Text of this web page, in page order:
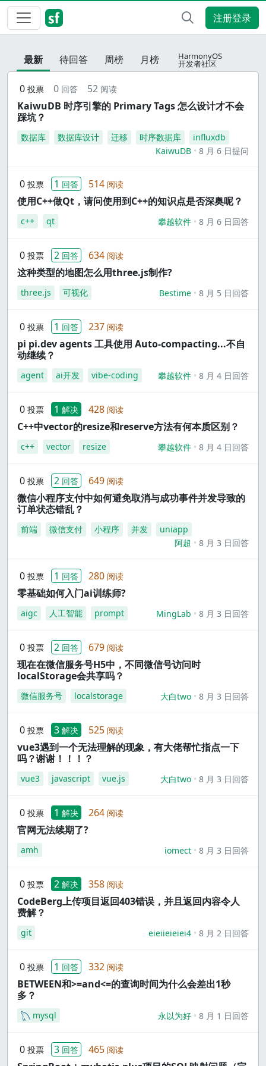
注册登录
最新 待回答 周榜 月榜 HarmonyOS
开发者社区
0 投票 0 回答 52 阅读
KaiwuDB 时序引擎的 Primary Tags 怎么设计才不会
踩坑？
数据库 数据库设计 迁移 时序数据库
influxdb
KaiwuDB
8 月 6 日提问
0 投票 1 回答 514 阅读
使用C++做Qt，请问使用到C++的知识点是否深奥呢？
c++ qt 攀越软件 8 月 6 日回答
0 投票 2 回答 634 阅读
这种类型的地图怎么用three.js制作?
three.js 可视化 Bestime 8 月 5 日回答
0 投票 1 回答 237 阅读
pi pi.dev agents 工具使用 Auto-compacting...不自
动继续？
agent ai开发 vibe-coding 攀越软件 8 月 4 日回答
0 投票 1 解决 428 阅读
C++中vector的resize和reserve方法有何本质区别？
c++ vector resize 攀越软件 8 月 4 日回答
0 投票 2 回答 649 阅读
微信小程序支付中如何避免取消与成功事件并发导致的
订单状态错乱？
前端 微信支付 小程序 并发
uniapp
阿超
8 月 3 日回答
0 投票 1 回答 280 阅读
零基础如何入门ai训练师?
aigc 人工智能 prompt MingLab 8 月 3 日回答
0 投票 2 回答 679 阅读
现在在微信服务号H5中，不同微信号访问时
localStorage会共享吗？
微信服务号 localstorage 大白two 8 月 3 日回答
0 投票 3 解决 525 阅读
vue3遇到一个无法理解的现象，有大佬帮忙指点一下
吗？谢谢！！！？
vue3 javascript vue.js 大白two 8 月 3 日回答
0 投票 1 解决 264 阅读
官网无法续期了?
amh iomect 8 月 3 日回答
0 投票 2 解决 358 阅读
CodeBerg上传项目返回403错误，并且返回内容令人
费解？
git eieiieieiei4 8 月 2 日回答
0 投票 1 回答 332 阅读
BETWEEN和>=and<=的查询时间为什么会差出1秒
多？
mysql 永以为好 8 月 1 日回答
0 投票 3 回答 465 阅读